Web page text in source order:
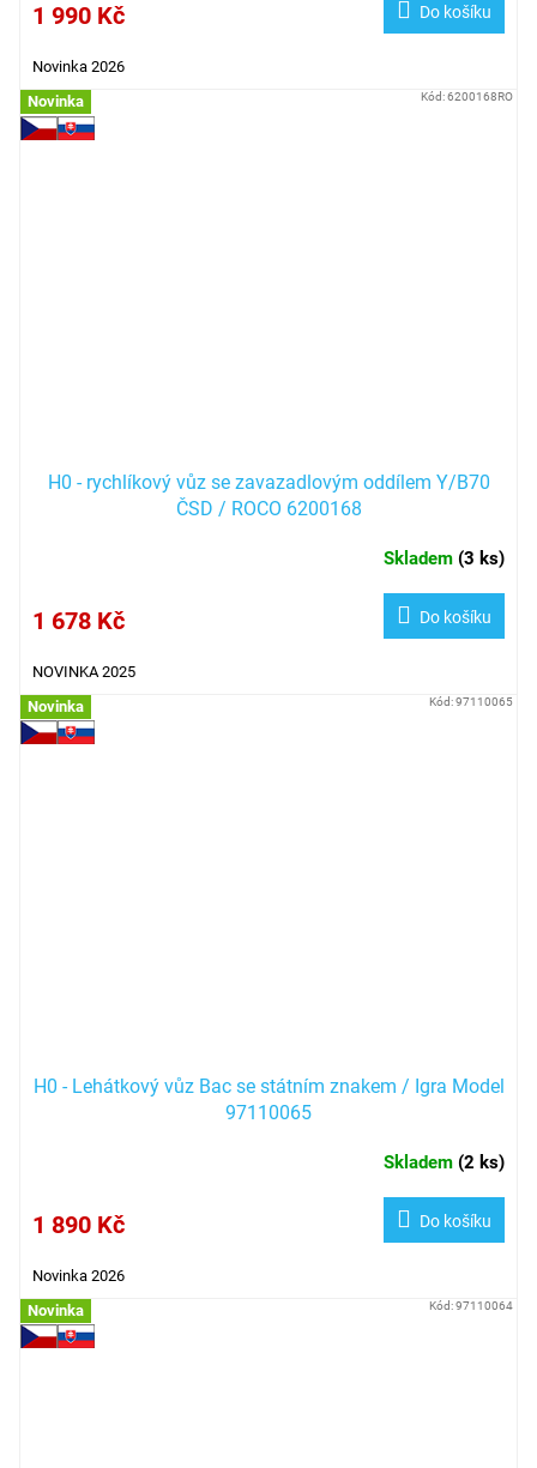
1 990 Kč Do košíku
Novinka 2026
Novinka
H0 - rychlíkový vůz se zavazadlovým oddílem Y/B70
ČSD / ROCO 6200168
Skladem (3 ks)
1 678 Kč Do košíku
NOVINKA 2025
Kód:6200168RO
Novinka
H0 - Lehátkový vůz Bac se státním znakem / Igra Model
97110065
Skladem (2 ks)
1 890 Kč Do košíku
Novinka 2026
Kód:97110065
Novinka Kód:97110064